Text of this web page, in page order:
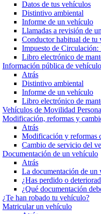
Datos de tus vehículos
Distintivo ambiental
Informe de un vehículo
Llamadas a revisión de
Conductor habitual de tu
Impuesto de
Libro electrónico de
Información pública de
Atrás
Distintivo ambiental
Informe de un vehículo
Libro electrónico de
Vehículos de Movilidad
Modificación, reformas y
Atrás
Modificación y reformas
Cambio de servicio del
Documentación de un vehículo
Atrás
La documentación de un
¿Has perdido o
¿Qué documentación
¿Te han robado tu vehículo?
Matricular un vehículo